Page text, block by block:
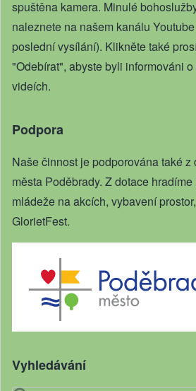
spuštěna kamera. Minulé
naleznete na našem kanálu Youtube
poslední vysílání). Klikněte také
"Odebírat", abyste byli informováni
videích.
Podpora
Naše činnost je podporována také z
města Poděbrady. Z dotace
mládeže na akcích, vybavení
GlorietFest.
Vyhledávání